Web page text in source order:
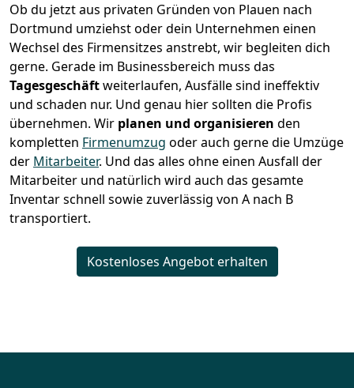
Ob du jetzt aus privaten Gründen von Plauen nach
Dortmund umziehst oder dein Unternehmen einen
Wechsel des Firmensitzes anstrebt, wir begleiten dich
gerne. Gerade im Businessbereich muss das
Tagesgeschäftweiterlaufen, Ausfälle sind ineffektiv
und schaden nur. Und genau hier sollten die Profis
übernehmen. Wir planen und organisieren den
kompletten Firmenumzug oder auch gerne die Umzüge
der Mitarbeiter. Und das alles ohne einen Ausfall der
Mitarbeiter und natürlich wird auch das gesamte
Inventar schnell sowie zuverlässig von A nach B
transportiert.
Kostenloses Angebot erhalten